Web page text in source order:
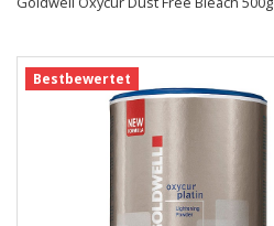
Bestbewertet